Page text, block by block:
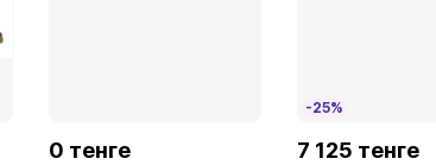
0 тенге
-25%
7 125 тенге